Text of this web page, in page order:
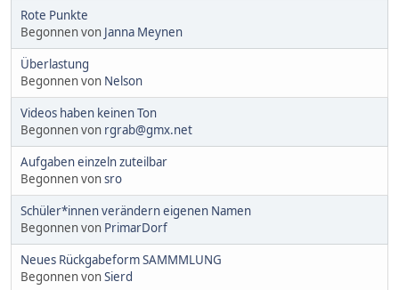
Rote Punkte
Begonnen von Janna Meynen
Überlastung
Begonnen von Nelson
Videos haben keinen Ton
Begonnen von rgrab@gmx.net
Aufgaben einzeln zuteilbar
Begonnen vonsro
Schüler*innen verändern eigenen Namen
Begonnen von PrimarDorf
Neues Rückgabeform SAMMMLUNG
Begonnen vonSierd